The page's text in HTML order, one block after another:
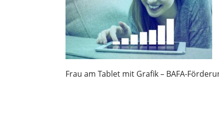
Frau am Tablet mit Grafik – BAFA-